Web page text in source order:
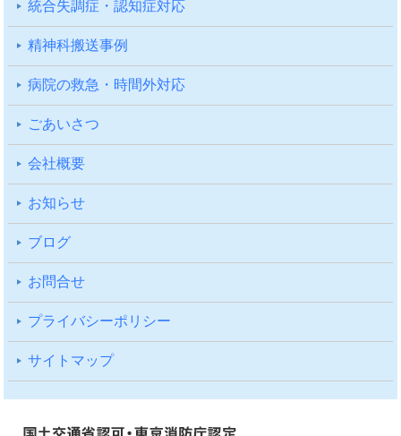
統合失調症・認知症対応
精神科搬送事例
病院の救急・時間外対応
ごあいさつ
会社概要
お知らせ
ブログ
お問合せ
プライバシーポリシー
サイトマップ